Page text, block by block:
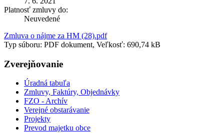
Platnosť zmluvy do:
Neuvedené
Zmluva o nájme za HM (28).pdf
Typ súboru: PDF dokument, Veľkosť: 690,74 kB
Zverejňovanie
Úradná tabuľa
Zmluvy, Faktúry, Objednávky
FZO - Archív
Verejné obstarávanie
Projekty
Prevod majetku obce